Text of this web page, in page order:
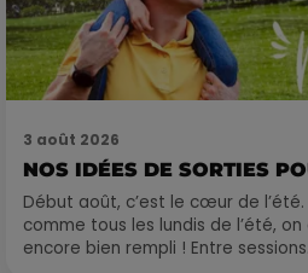
3 août 2026
NOS IDÉES DE SORTIES
Début août, c’est le cœur de
comme tous les lundis de l’été,
encore bien rempli ! Entre